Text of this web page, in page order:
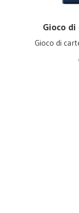
Gioco di
Gioco di